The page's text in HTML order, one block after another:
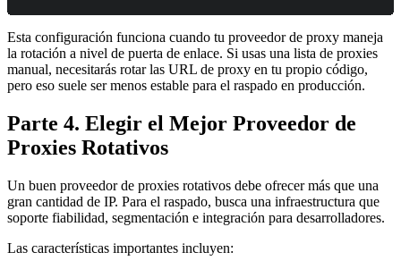
Esta configuración funciona cuando tu proveedor de proxy maneja
la rotación a nivel de puerta de enlace. Si usas una lista de proxies
manual, necesitarás rotar las URL de proxy en tu propio código,
pero eso suele ser menos estable para el raspado en producción.
Parte 4. Elegir el Mejor Proveedor de
Proxies Rotativos
Un buen proveedor de proxies rotativos debe ofrecer más que una
gran cantidad de IP. Para el raspado, busca una infraestructura que
soporte fiabilidad, segmentación e integración para desarrolladores.
Las características importantes incluyen: